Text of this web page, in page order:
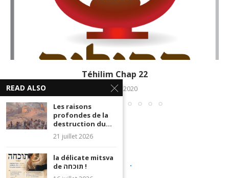
Téhilim Chap 22
28 février 2020
READ ALSO
Les raisons
profondes de la
destruction du...
21 juillet 2026
la délicate mitsva
de תוכחה !